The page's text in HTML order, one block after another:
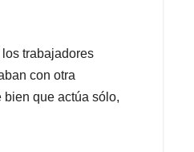
trabajadores
con otra
que actúa sólo,